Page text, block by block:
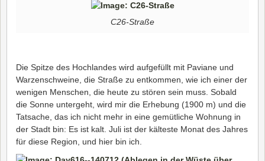
C26-Straße
Die Spitze des Hochlandes wird aufgefüllt mit Paviane und
Warzenschweine, die Straße zu entkommen, wie ich einer der
wenigen Menschen, die heute zu stören sein muss. Sobald
die Sonne untergeht, wird mir die Erhebung (1900 m) und die
Tatsache, das ich nicht mehr in eine gemütliche Wohnung in
der Stadt bin: Es ist kalt. Juli ist der kälteste Monat des Jahres
für diese Region, und hier bin ich.